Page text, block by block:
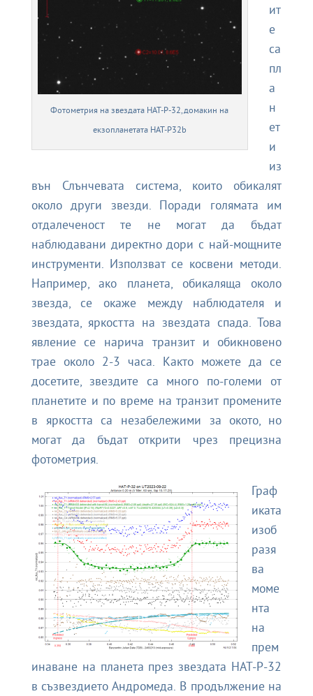
Фотометрия на звездата HAT-P-32, домакин на
екзопланетата HAT-P32b
ит
е
са
пл
а
н
ет
и
из
вън Слънчевата система, които обикалят
около други звезди. Поради голямата им
отдалеченост те не могат да бъдат
наблюдавани директно дори с най-мощните
инструменти. Използват се косвени методи.
Например, ако планета, обикаляща около
звезда, се окаже между наблюдателя и
звездата, яркостта на звездата спада. Това
явление се нарича транзит и обикновено
трае около 2-3 часа. Както можете да се
досетите, звездите са много по-големи от
планетите и по време на транзит промените
в яркостта са незабележими за окото, но
могат да бъдат открити чрез прецизна
фотометрия.
Граф
иката
изоб
разя
ва
моме
нта
на
прем
инаване на планета през звездата HAT-P-32
в съзвездието Андромеда. В продължение на